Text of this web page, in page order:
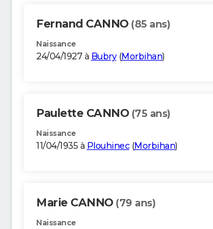
Fernand CANNO (85 ans)
Naissance
24/04/1927 à Bubry(Morbihan)
Paulette CANNO (75 ans)
Naissance
11/04/1935 à Plouhinec(Morbihan)
Marie CANNO (79 ans)
Naissance